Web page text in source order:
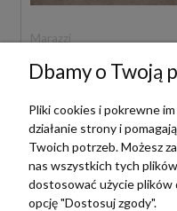
Marazzi
MARAZZI NATURALIA
TAUPE
60X120 MERL SZARA
PŁYTKA
STRUKTULARNA
IMITUJĄCA KAMIEŃ
199,00 zł
Dbamy o Twoją
Pliki cookies i pokrewne
działanie strony i
Twoich potrzeb. Możesz
nas wszystkich tych
dostosować użycie
opcję "Dostosuj zgody".